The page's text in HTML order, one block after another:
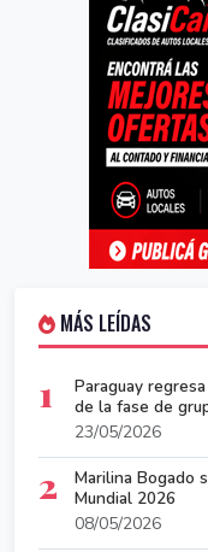
MÁS LEÍDAS
1
Paraguay
de la fase de
23/05/2026
2
Marilina Bogado
Mundial 2026
08/05/2026